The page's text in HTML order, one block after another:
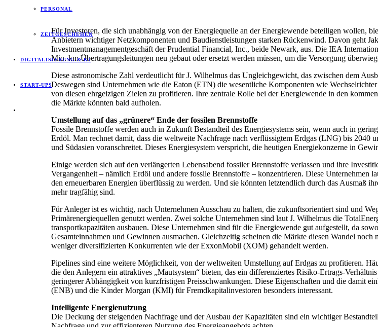
PERSONAL
ZEITGESCHEHEN
DIGITALISIERUNG & KI
START-UPS
Für Investoren, die sich unabhängig von der Energiequelle an der Energiewende beteiligen wollen,
Anbietern wichtiger Netzkomponenten und Baudienstleistungen starken Rückenwind. Davon geht
Investmentmanagementgeschäft der Prudential Financial, Inc., beide Newark, aus. Die IEA
Mio. km Übertragungsleitungen neu gebaut oder ersetzt werden müssen, um die Versorgung
Diese astronomische Zahl verdeutlicht für J. Wilhelmus das Ungleichgewicht, das zwischen dem
Deswegen sind Unternehmen wie die Eaton (ETN) die wesentliche Komponenten wie
von diesen ehrgeizigen Zielen zu profitieren. Ihre zentrale Rolle bei der Energiewende in den
die Märkte könnten bald aufholen.
Umstellung auf das „grünere“ Ende der fossilen Brennstoffe
Fossile Brennstoffe werden auch in Zukunft Bestandteil des Energiesystems sein, wenn auch in
Erdöl. Man rechnet damit, dass die weltweite Nachfrage nach verflüssigtem Erdgas (LNG) bis
und Südasien voranschreitet. Dieses Energiesystem verspricht, die heutigen Energiekonzerne in
Einige werden sich auf den verlängerten Lebensabend fossiler Brennstoffe verlassen und ihre
Vergangenheit – nämlich Erdöl und andere fossile Brennstoffe – konzentrieren. Diese Unternehmen
den erneuerbaren Energien überflüssig zu werden. Und sie könnten letztendlich durch das Ausmaß
mehr tragfähig sind.
Für Anleger ist es wichtig, nach Unternehmen Ausschau zu halten, die zukunftsorientiert sind und
Primärenergiequellen genutzt werden. Zwei solche Unternehmen sind laut J. Wilhelmus die
transportkapazitäten ausbauen. Diese Unternehmen sind für die Energiewende gut aufgestellt, da
Gesamteinnahmen und Gewinnen ausmachen. Gleichzeitig scheinen die Märkte diesen Wandel
weniger diversifizierten Konkurrenten wie der ExxonMobil (XOM) gehandelt werden.
Pipelines sind eine weitere Möglichkeit, von der weltweiten Umstellung auf Erdgas zu profitieren.
die den Anlegern ein attraktives „Mautsystem“ bieten, das ein differenziertes Risiko-Ertrags-
geringerer Abhängigkeit von kurzfristigen Preisschwankungen. Diese Eigenschaften und die damit
(ENB) und die Kinder Morgan (KMI) für Fremdkapitalinvestoren besonders interessant.
Intelligente Energienutzung
Die Deckung der steigenden Nachfrage und der Ausbau der Kapazitäten sind ein wichtiger